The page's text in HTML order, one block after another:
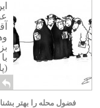
فضول محله را بهتر